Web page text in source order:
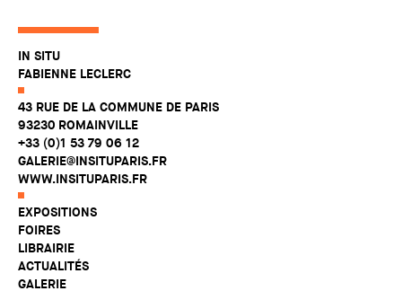
IN SITU
FABIENNE LECLERC
43 RUE DE LA COMMUNE DE PARIS
93230 ROMAINVILLE
+33 (0)1 53 79 06 12
GALERIE@INSITUPARIS.FR
WWW.INSITUPARIS.FR
EXPOSITIONS
FOIRES
LIBRAIRIE
ACTUALITÉS
GALERIE